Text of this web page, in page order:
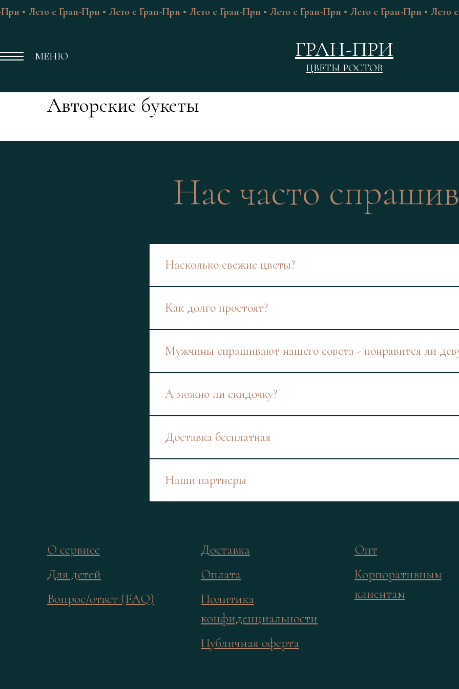
МЕНЮ
• Лето с Гран-При • Лето с Гран-При • Лето с Гран-При • Лето с Гран-При • Лето с Гран-При •
ГРАН-ПРИ
ЦВЕТЫ РОСТОВ
Авторские букеты
Нас часто
Насколько свежие цветы?
Как долго простоят?
Мужчины спрашивают нашего совета - понравится ли
А можно ли скидочку?
Доставка бесплатная
Наши партнеры
О сервисе
Для детей
Вопрос/ответ (FAQ)
Доставка
Оплата
Политика
конфиденциальности
Публичная оферта
Опт
Корпоративным
клиентам